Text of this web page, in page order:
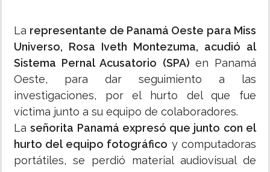
La representante de Panamá Oeste para Miss
Universo, Rosa Iveth Montezuma, acudió al
Sistema Pernal Acusatorio (SPA) en Panamá
Oeste, para dar seguimiento a las
investigaciones, por el hurto del que fue
víctima junto a su equipo de colaboradores.
Laseñorita Panamá expresó que junto con el
hurto del equipo fotográfico y computadoras
portátiles, se perdió material audiovisual de